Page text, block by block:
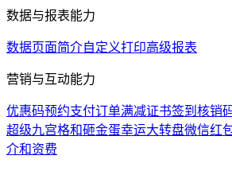
数据与报表能力
数据页面简介自定义打印高级报表
营销与互动能力
优惠码预约支付订单满减证书签到核销
超级九宫格和砸金蛋幸运大转盘微信红
介和资费